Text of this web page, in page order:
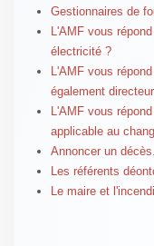
Gestionnaires de
L'AMF vous
électricité ?
L'AMF vous
également
L'AMF vous
applicable au
Annoncer un
Les référents
Le maire et